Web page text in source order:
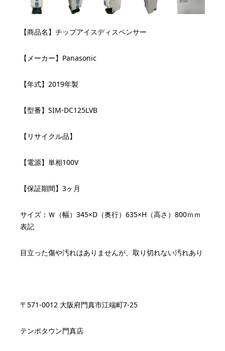
【商品名】チップアイスディスペンサー
【メーカー】Panasonic
【年式】2019年製
【型番】SIM-DC125LVB
【リサイクル品】
【電源】単相100V
【保証期間】3ヶ月
サイズ：Ｗ（幅）345×D（奥行）635×H（高さ）800ｍｍ
表記
目立った傷や汚れはありませんが、取り切れない汚れあり
〒571-0012 大阪府門真市江端町7-25
テンポタウン門真店